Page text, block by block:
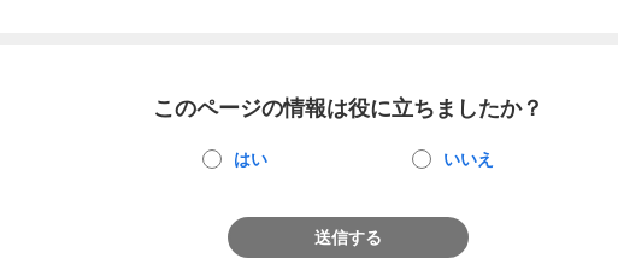
このページの情報は役に立ちましたか？
はい いいえ
送信する